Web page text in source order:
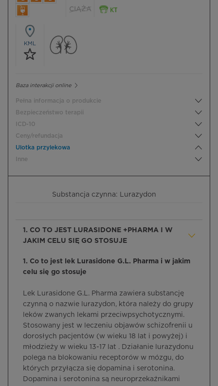
CIĄŻA
KML
Baza interakcji online
Pełna informacja o produkcie
Bezpieczeństwo terapii
ICD-10
Ceny/refundacja
Ulotka przylekowa
Inne
Substancja czynna: Lurazydon
1. CO TO JEST LURASIDONE +PHARMA I W
JAKIM CELU SIĘ GO STOSUJE
1. Co to jest lek Lurasidone G.L. Pharma i w jakim
celu się go stosuje
Lek Lurasidone G.L. Pharma zawiera substancję
czynną o nazwie lurazydon, która należy do grupy
leków zwanych lekami przeciwpsychotycznymi.
Stosowany jest w leczeniu objawów schizofrenii u
dorosłych pacjentów (w wieku 18 lat i powyżej) i
młodzieży w wieku 13-17 lat . Działanie lurazydonu
polega na blokowaniu receptorów w mózgu, do
których przyłącza się dopamina i serotonina.
Dopamina i serotonina są neuroprzekaźnikami